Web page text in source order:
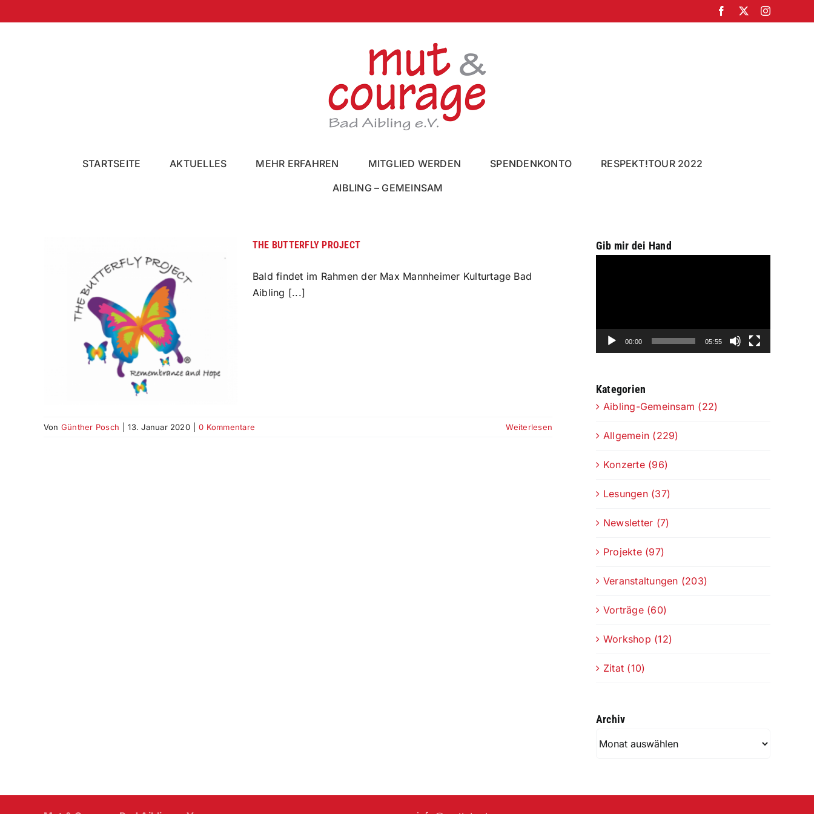
Inhalt
Facebook
X Instagram
STARTSEITE AKTUELLES MEHR ERFAHREN MITGLIED WERDEN SPENDENKONTO
RESPEKT!TOUR 2022
AIBLING – GEMEINSAM
THE BUTTERFLY PROJECT
Bald findet im Rahmen der Max Mannheimer Kulturtage Bad
Aibling [...]
Von Günther Posch 13. Januar 2020 0 Kommentare Weiterlesen
Gib mir dei Hand
00:00 05:55
Kategorien
Aibling-Gemeinsam (22)
Allgemein (229)
Konzerte (96)
Lesungen (37)
Newsletter (7)
Projekte (97)
Veranstaltungen (203)
Vorträge (60)
Workshop (12)
Zitat (10)
Archiv